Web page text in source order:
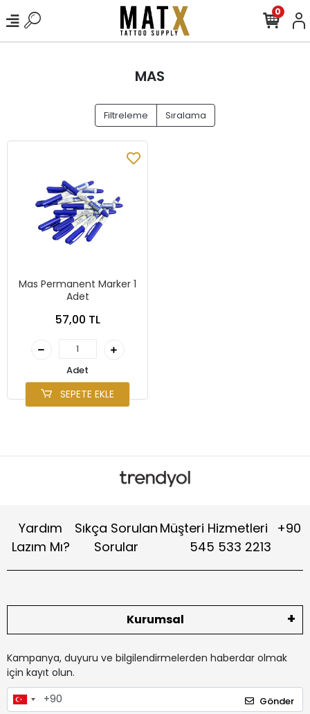
0
MAS
Filtreleme Sıralama
Mas Permanent Marker 1
Adet
57,00 TL
Adet
SEPETE EKLE
Yardım
Lazım Mı?
Sıkça Sorulan
Sorular
Müşteri Hizmetleri
+90
545 533 2213
Kurumsal
Kampanya, duyuru ve bilgilendirmelerden haberdar olmak
için kayıt olun.
Gönder